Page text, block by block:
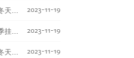
2023-11-19
好)
2023-11-19
鱼)
2023-11-19
鱼)